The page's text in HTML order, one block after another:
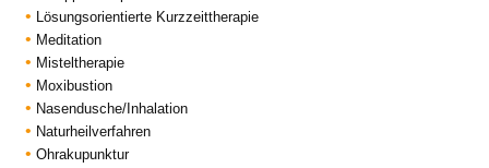
Lösungsorientierte Kurzzeittherapie
Meditation
Misteltherapie
Moxibustion
Nasendusche/Inhalation
Naturheilverfahren
Ohrakupunktur